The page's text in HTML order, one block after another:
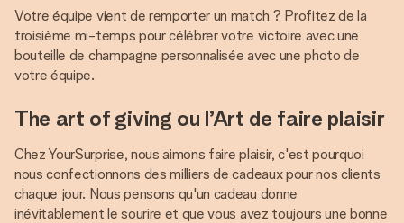
Votre équipe vient de remporter un match ? Profitez de la
troisième mi-temps pour célébrer votre victoire avec une
bouteille de champagne personnalisée avec une photo de
votre équipe.
The art of giving ou l’Art de faire plaisir
Chez YourSurprise, nous aimons faire plaisir, c'est pourquoi
nous confectionnons des milliers de cadeaux pour nos clients
chaque jour. Nous pensons qu'un cadeau donne
inévitablement le sourire et que vous avez toujours une bonne